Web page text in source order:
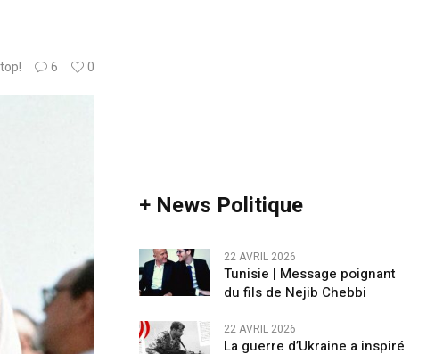
6 0
+ News Politique
22 AVRIL 2026
Tunisie | Message poignant
du fils de Nejib Chebbi
22 AVRIL 2026
La guerre d’Ukraine a inspiré